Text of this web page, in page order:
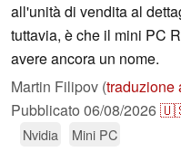
all'unità di vendita al
tuttavia, è che il mini PC
avere ancora un nome.
Martin Filipov (traduzione
Pubblicato 06/08/2026
Nvidia Mini PC